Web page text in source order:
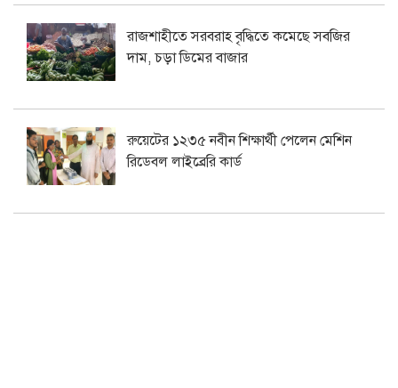
রাজশাহীতে সরবরাহ বৃদ্ধিতে কমেছে সবজির
দাম, চড়া ডিমের বাজার
রুয়েটের ১২৩৫ নবীন শিক্ষার্থী পেলেন মেশিন
রিডেবল লাইব্রেরি কার্ড